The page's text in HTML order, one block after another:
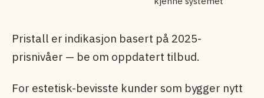
Pristall er indikasjon basert på 2025-
prisnivåer — be om oppdatert tilbud.
For estetisk-bevisste kunder som bygger nytt